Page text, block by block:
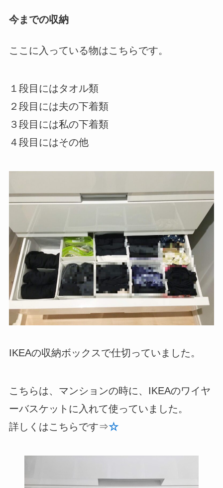
今までの収納
ここに入っている物はこちらです。
１段目にはタオル類
２段目には夫の下着類
３段目には私の下着類
４段目にはその他
IKEAの収納ボックスで仕切っていました。
こちらは、マンションの時に、IKEAのワイヤ
ーバスケットに入れて使っていました。
詳しくはこちらです⇒☆